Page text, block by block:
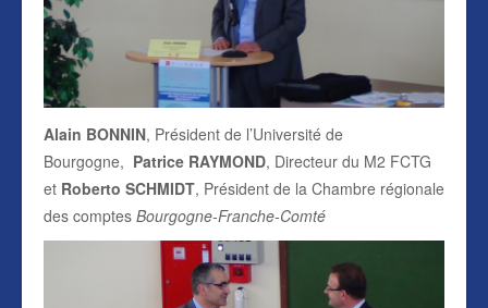
Alain BONNIN, Président de l’Université de
Bourgogne, Patrice RAYMOND, Directeur du M2 FCTG
et Roberto SCHMIDT, Président de la Chambre régionale
des comptes Bourgogne-Franche-Comté